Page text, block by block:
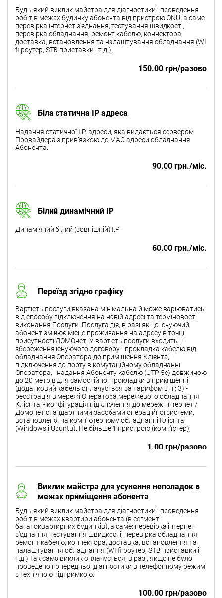
Будь-який виклик майстра для діагностики і проведення
робіт в межах будинку абонента від пристрою ONU, а саме:
перевірка інтернет з'єднання, тестування швидкості,
перевірка обладнання, ремонт кабелю, коннектора,
доставка, встановлення та налаштування обладнання (WI
fi роутер, STB приставки і т.д.).
150.00 грн/разово
Біла статична IP адреса
Надання статичної I.P. адреси, яка видається сервером
Провайдера з прив’язкою до МАС адреси обладнання
Абонента.
90.00 грн./міс.
Білий динамічний IP
Динамічний білий (зовнішній) I.P
60.00 грн./міс.
Переїзд згідно графіку
Вартість послуги вказана мінімальна й може варіюватись
від способу підключення на новій адресі та терміновості
виконання Послуги. Послуга діє, в разі якщо існуючий
абонент змінює місце проживання на адресу в точці
присутності ДОМОнет. У вартість послуги входить: -
збереження існуючого договору - прокладка кабелю від
обладнання Оператора до приміщення Клієнта; -
підключення до порту в комутаційному обладнанні
Оператора; - надання Абоненту кабелю (UTP 5e) довжиною
до 20 метрів для самостійної прокладки в приміщенні
(додатковий кабель оплачується за тарифом в п.; 3) -
реєстрація в мережі Оператора мережевого обладнання
Клієнта; - конфігурація підключення до мережі Інтернет /
Домонет стандартними засобами операційної системи,
встановленої на комп'ютерному обладнанні Клієнта
(Windows і Ubuntu). Не більше 1 пристрою (комп'ютер);
1.00 грн/разово
Виклик майстра для усунення неполадок в
межах приміщення абонента
Будь-який виклик майстра для діагностики і проведення
робіт в межах квартири абонента (в сегменті
багатоквартирних будинків), а саме: перевірка інтернет
з'єднання, тестування швидкості, перевірка обладнання,
ремонт кабелю, коннектора, доставка, встановлення та
налаштування обладнання (WI fi роутер, STB приставки і
т.д.) Так само виклик оплачується, в разі, якщо не було
проведено попередньої діагностики в телефонному режимі
з технічною підтримкою.
100.00 грн/разово